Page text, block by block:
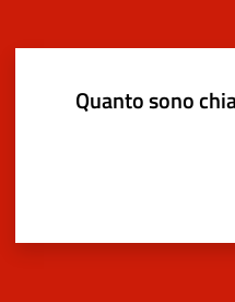
Quanto sono